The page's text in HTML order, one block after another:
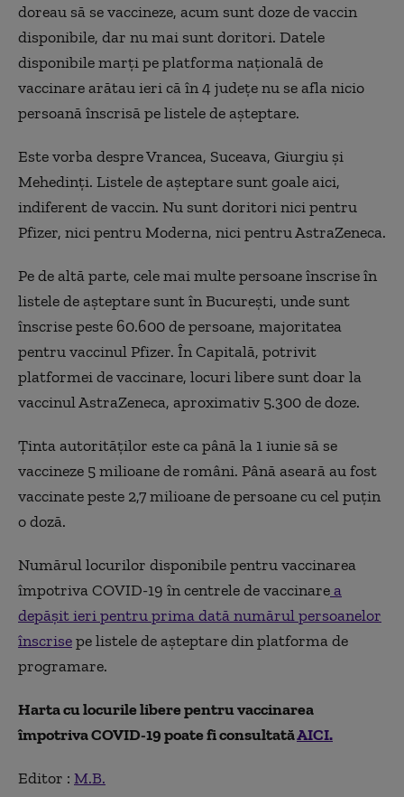
doreau să se vaccineze, acum sunt doze de vaccin
disponibile, dar nu mai sunt doritori. Datele
disponibile marți pe platforma națională de
vaccinare arătau ieri că în 4 județe nu se afla nicio
persoană înscrisă pe listele de așteptare.
Este vorba despre Vrancea, Suceava, Giurgiu și
Mehedinți. Listele de așteptare sunt goale aici,
indiferent de vaccin. Nu sunt doritori nici pentru
Pfizer, nici pentru Moderna, nici pentru AstraZeneca.
Pe de altă parte, cele mai multe persoane înscrise în
listele de așteptare sunt în București, unde sunt
înscrise peste 60.600 de persoane, majoritatea
pentru vaccinul Pfizer. În Capitală, potrivit
platformei de vaccinare, locuri libere sunt doar la
vaccinul AstraZeneca, aproximativ 5.300 de doze.
Ținta autorităților este ca până la 1 iunie să se
vaccineze 5 milioane de români. Până aseară au fost
vaccinate peste 2,7 milioane de persoane cu cel puțin
o doză.
Numărul locurilor disponibile pentru vaccinarea
împotriva COVID-19 în centrele de vaccinarea
depășit ieri pentru prima dată numărul persoanelor
înscrisepe listele de așteptare din platforma de
programare.
Harta cu locurile libere pentru vaccinarea
împotriva COVID-19 poate fi consultatăAICI.
Editor : M.B.